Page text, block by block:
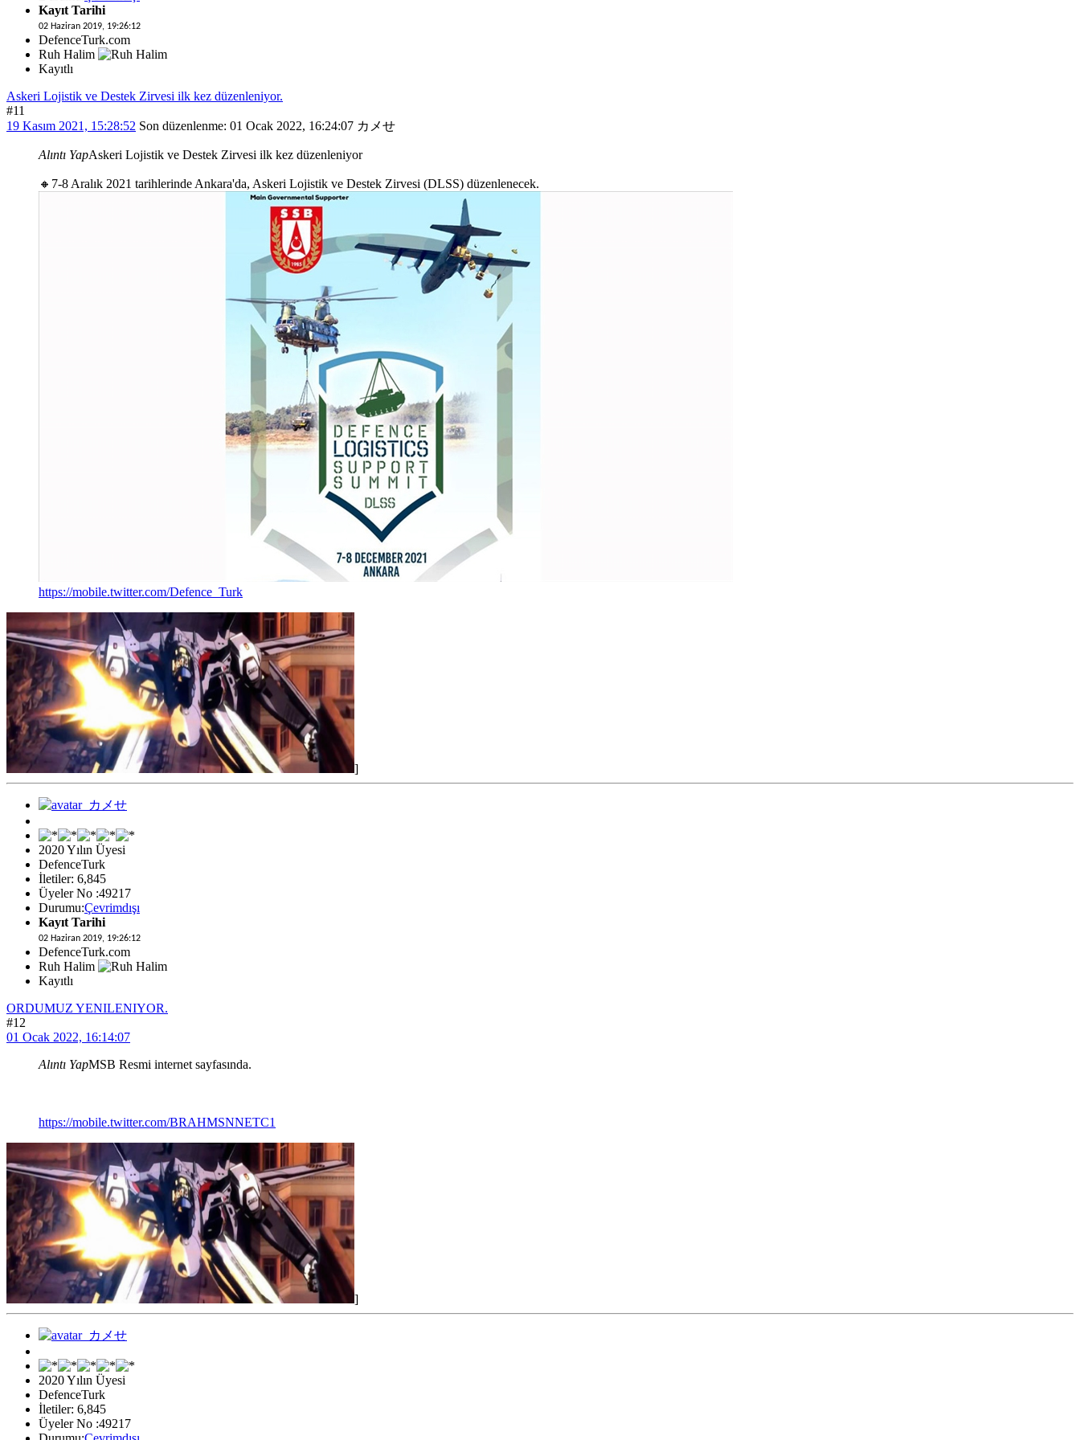
Kayıt Tarihi
02 Haziran 2019, 19:26:12
DefenceTurk.com
Ruh Halim
Kayıtlı
Askeri Lojistik ve Destek Zirvesi ilk kez düzenleniyor.
#11
19 Kasım 2021, 15:28:52 Son düzenlenme: 01 Ocak 2022, 16:24:07 カメせ
Alıntı YapAskeri Lojistik ve Destek Zirvesi ilk kez düzenleniyor
🔸7-8 Aralık 2021 tarihlerinde Ankara'da, Askeri Lojistik ve Destek Zirvesi (DLSS) düzenlenecek.
https://mobile.twitter.com/Defence_Turk
]
2020 Yılın Üyesi
DefenceTurk
İletiler: 6,845
Üyeler No :49217
Durumu:Çevrimdışı
Kayıt Tarihi
02 Haziran 2019, 19:26:12
DefenceTurk.com
Ruh Halim
Kayıtlı
ORDUMUZ YENILENIYOR.
#12
01 Ocak 2022, 16:14:07
Alıntı YapMSB Resmi internet sayfasında.
https://mobile.twitter.com/BRAHMSNNETC1
]
2020 Yılın Üyesi
DefenceTurk
İletiler: 6,845
Üyeler No :49217